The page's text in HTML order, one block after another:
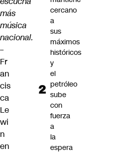
más
música
nacional.
–
Fr
an
cis
ca
Le
wi
n
en
cercano
a
sus
máximos
históricos
y
el
petróleo
sube
con
fuerza
a
la
espera